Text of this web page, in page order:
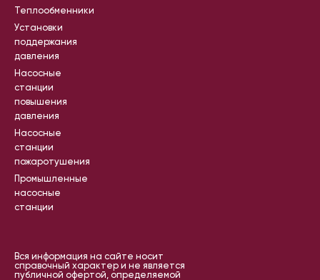
Теплообменники
Установки
поддержания
давления
Насосные
станции
повышения
давления
Насосные
станции
пожаротушения
Промышленные
насосные
станции
Вся информация на сайте носит
справочный характер и не является
публичной офертой, определяемой